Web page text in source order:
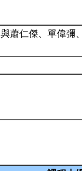
蕭仁傑、單偉彌